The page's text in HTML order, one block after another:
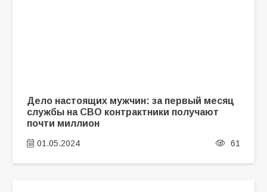
Дело настоящих мужчин: за первый месяц
службы на СВО контрактники получают
почти миллион
01.05.2024 61